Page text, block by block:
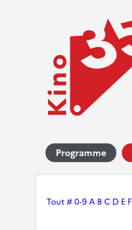
Programme
Tout # 0-9 A B C D E F